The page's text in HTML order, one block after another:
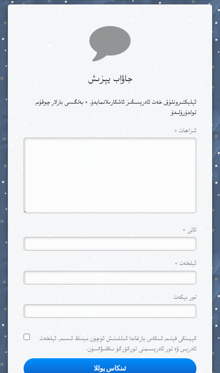
جاۋاب يېزىش
ئېلېكتىرونلۇق خەت ئادرېسىڭىز ئاشكارىلانمايدۇ. * بەلگىسى بارلار چوقۇم
تولدۇرۇلىدۇ
ئىزاھات *
ئاتى *
ئېلخەت *
تور بېكەت
كېيىنكى قېتىم ئىنكاس يازغاندا ئ‍ىشلىتىش ئۈچۈن مېنىڭ ئ‍ىسىم، ئېلخەت
ئادرېس ۋە تور ئادرېسىمنى توركۆرگۈ ساقلىۋالسۇن.